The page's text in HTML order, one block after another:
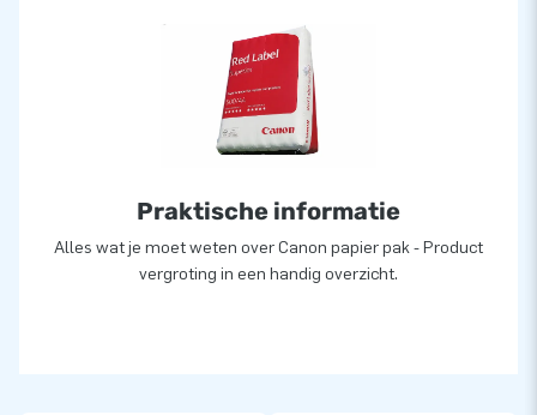
Praktische informatie
Alles wat je moet weten over Canon papier pak - Product
vergroting in een handig overzicht.